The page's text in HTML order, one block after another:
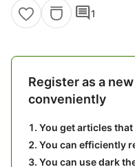
comment1
Register as a
conveniently
You get articles
You can efficiently
You can use dark